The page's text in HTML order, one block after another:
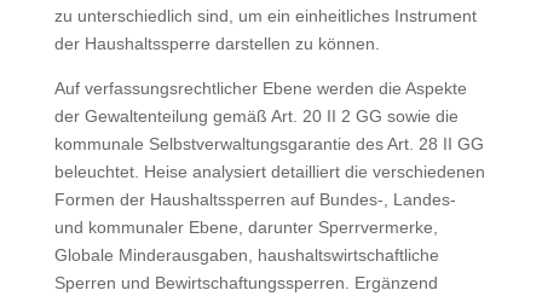
zu unterschiedlich sind, um ein einheitliches Instrument
der Haushaltssperre darstellen zu können.
Auf verfassungsrechtlicher Ebene werden die Aspekte
der Gewaltenteilung gemäß Art. 20 II 2 GG sowie die
kommunale Selbstverwaltungsgarantie des Art. 28 II GG
beleuchtet. Heise analysiert detailliert die verschiedenen
Formen der Haushaltssperren auf Bundes-, Landes-
und kommunaler Ebene, darunter Sperrvermerke,
Globale Minderausgaben, haushaltswirtschaftliche
Sperren und Bewirtschaftungssperren. Ergänzend